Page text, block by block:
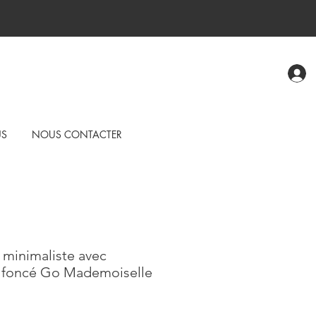
NOUS CONTACTER
avec
Go Mademoiselle